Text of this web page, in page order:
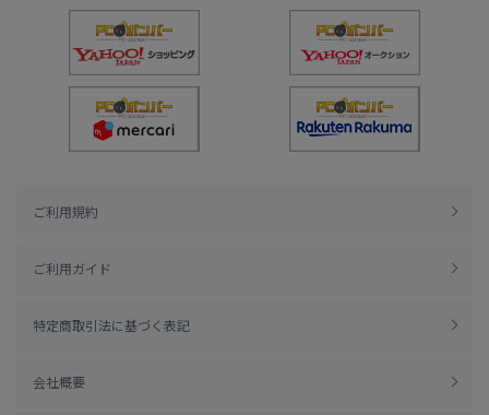
ご利用規約
ご利用ガイド
特定商取引法に基づく表記
会社概要